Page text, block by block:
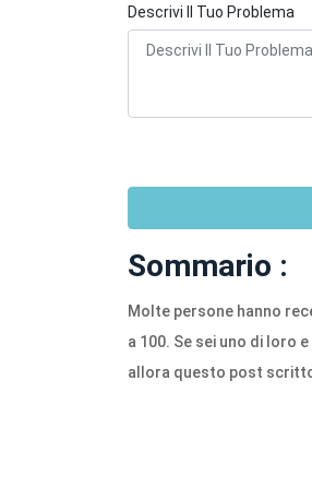
Descrivi Il Tuo Problema
Sommario :
Molte persone hanno
a 100. Se sei uno di loro
allora questo post